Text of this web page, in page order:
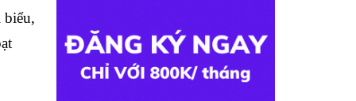
biểu,